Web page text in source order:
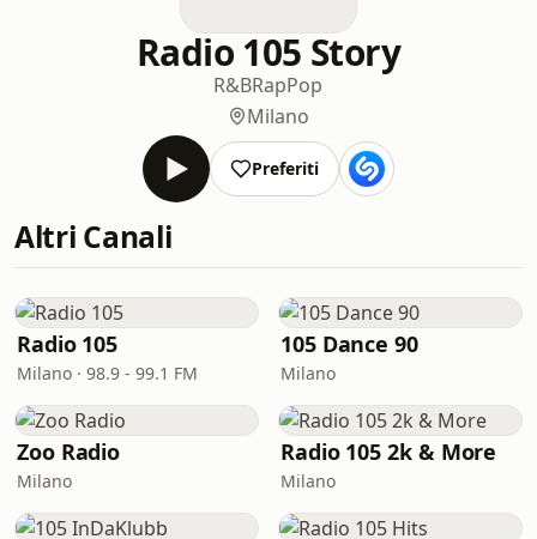
Radio 105 Story
R&BRapPop
Milano
Preferiti
Altri Canali
Radio 105
Milano · 98.9 - 99.1 FM
105 Dance 90
Milano
Zoo Radio
Milano
Radio 105 2k & More
Milano